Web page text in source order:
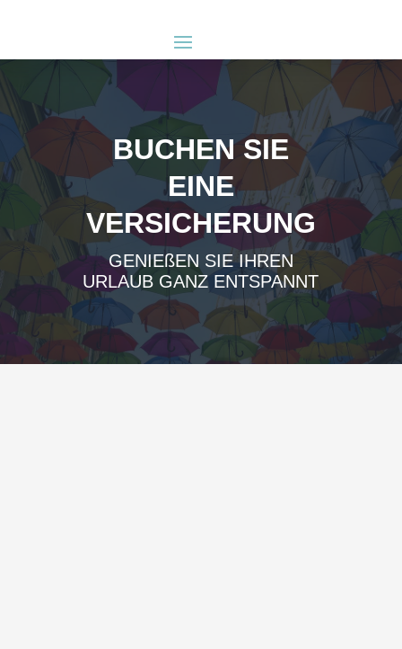
BUCHEN SIE
EINE
VERSICHERUNG
GENIEßEN SIE IHREN
URLAUB GANZ ENTSPANNT